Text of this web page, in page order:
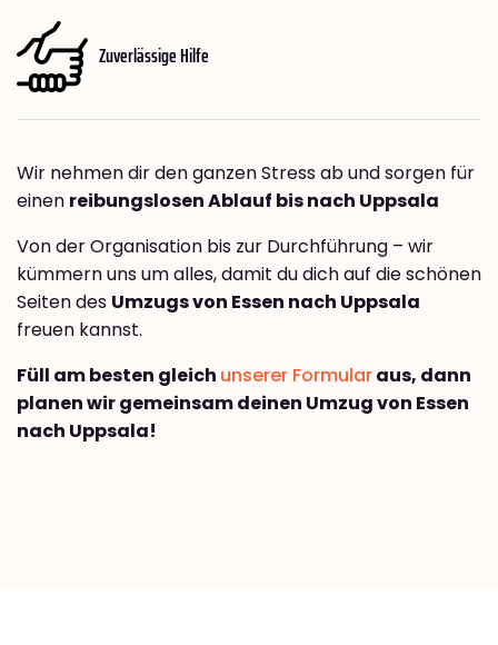
Zuverlässige Hilfe
Wir nehmen dir den ganzen Stress ab und sorgen für
einen reibungslosen Ablauf bis nach Uppsala
Von der Organisation bis zur Durchführung – wir
kümmern uns um alles, damit du dich auf die schönen
Seiten des Umzugs von Essen nach Uppsala
freuen kannst.
Füll am besten gleich unserer Formularaus, dann
planen wir gemeinsam deinen Umzug von Essen
nach Uppsala!